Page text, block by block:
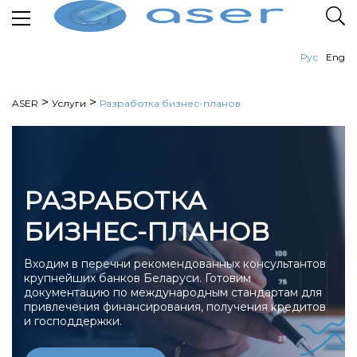
Рус Eng
ASER > Услуги > Разработка бизнес-планов
РАЗРАБОТКА
БИЗНЕС-ПЛАНОВ
Входим в перечни рекомендованных консультантов
крупнейших банков Беларуси. Готовим
документацию по международным стандартам для
привлечения финансирования, получения кредитов
и господдержки.